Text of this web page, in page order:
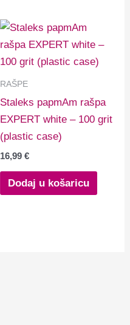
RAŠPE
Staleks papmAm rašpa
EXPERT white – 100 grit
(plastic case)
16,99 €
Dodaj u košaricu